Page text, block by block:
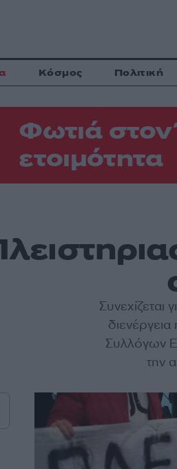
Κόσμος Πολιτική
Φωτιά στον
ετοιμότητα
Συλλόγων
την